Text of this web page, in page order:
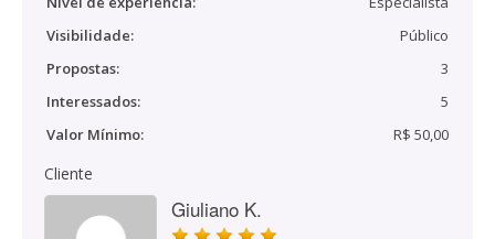
Visibilidade:
Público
Propostas:
3
Interessados:
5
Valor Mínimo:
R$ 50,00
Cliente
Giuliano K.